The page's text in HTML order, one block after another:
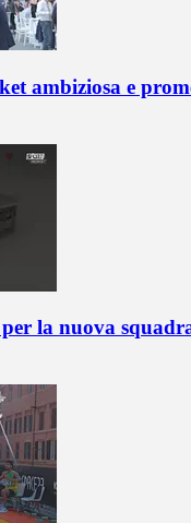
ambiziosa e
la nuova